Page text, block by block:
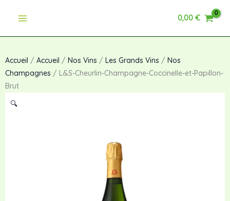
0,00€
Accueil / Accueil / Nos Vins / Les Grands Vins / Nos
Champagnes / L&S-Cheurlin-Champagne-Coccinelle-et-Papillon-
Brut
🔍